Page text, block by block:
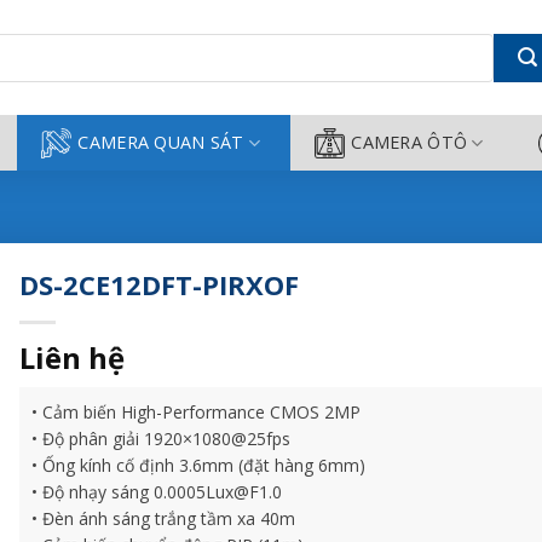
Thành
CAMERA QUAN SÁT CAMERA ÔTÔ
DS-2CE12DFT-PIRXOF
Liên hệ
• Cảm biến High-Performance CMOS 2MP
• Độ phân giải 1920×1080@25fps
• Ống kính cố định 3.6mm (đặt hàng 6mm)
• Độ nhạy sáng 0.0005Lux@F1.0
• Đèn ánh sáng trắng tầm xa 40m